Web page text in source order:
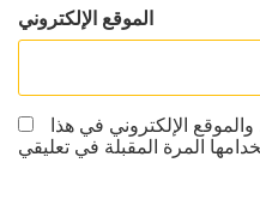
الموقع الإلكتروني
الإلكتروني في هذا